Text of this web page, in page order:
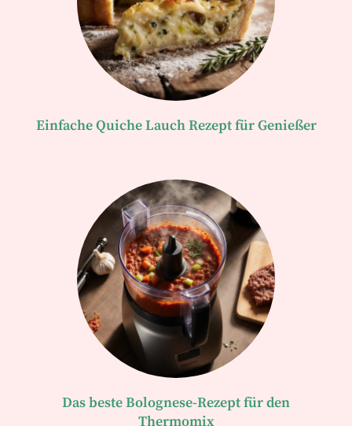
Einfache Quiche Lauch Rezept für Genießer
Das beste Bolognese-Rezept für den
Thermomix